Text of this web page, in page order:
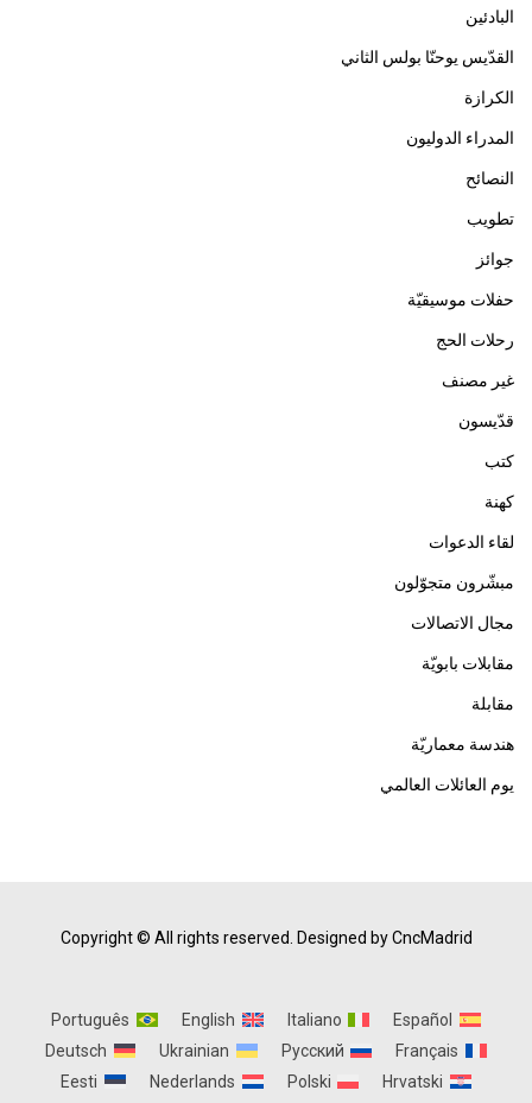
البادئين
القدّيس يوحنّا بولس الثاني
الكرازة
المدراء الدوليون
النصائح
تطويب
جوائز
حفلات موسيقيّة
رحلات الحج
غير مصنف
قدّيسون
كتب
كهنة
لقاء الدعوات
مبشّرون متجوّلون
مجال الاتصالات
مقابلات بابويّة
مقابلة
هندسة معماريّة
يوم العائلات العالمي
Copyright © All rights reserved. Designed by CncMadrid
Español
Italiano
English
Português
Français
Русский
Ukrainian
Deutsch
Hrvatski
Polski
Nederlands
Eesti